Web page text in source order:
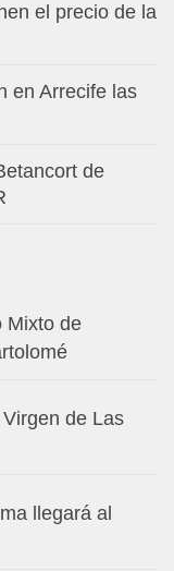
el precio de la
en Arrecife las
de
Mixto de
de Las
llegará al